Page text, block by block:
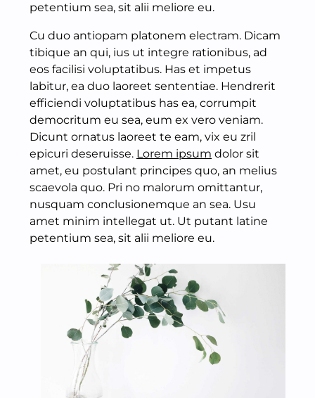
petentium sea, sit alii meliore eu.
Cu duo antiopam platonem electram. Dicam
tibique an qui, ius ut integre rationibus, ad
eos facilisi voluptatibus. Has et impetus
labitur, ea duo laoreet sententiae. Hendrerit
efficiendi voluptatibus has ea, corrumpit
democritum eu sea, eum ex vero veniam.
Dicunt ornatus laoreet te eam, vix eu zril
epicuri deseruisse. Lorem ipsum dolor sit
amet, eu postulant principes quo, an melius
scaevola quo. Pri no malorum omittantur,
nusquam conclusionemque an sea. Usu
amet minim intellegat ut. Ut putant latine
petentium sea, sit alii meliore eu.